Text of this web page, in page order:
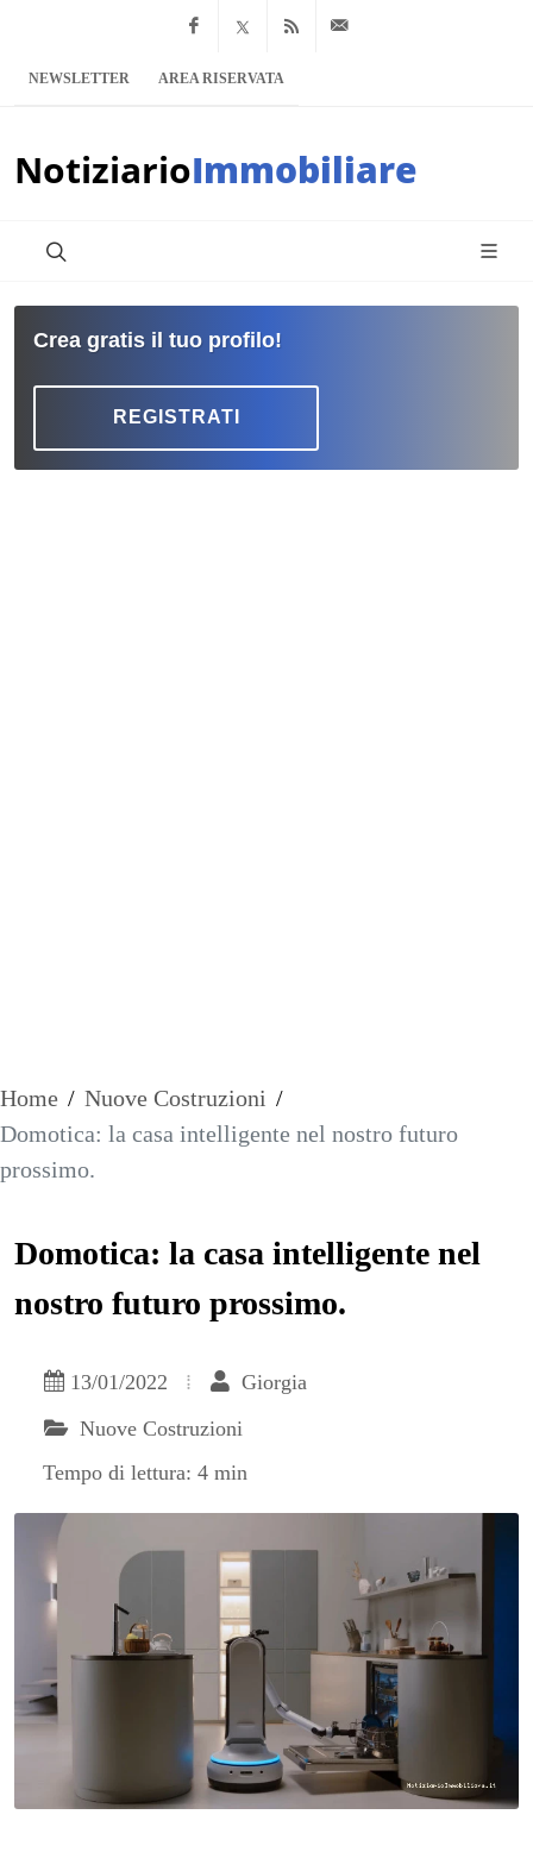
Facebook
x.com Feed RSS
NEWSLETTER AREA RISERVATA
NotiziarioImmobiliare
Crea gratis il tuo profilo!
REGISTRATI
Home / Nuove Costruzioni /
Domotica: la casa intelligente nel nostro futuro
prossimo.
Domotica: la casa intelligente nel
nostro futuro prossimo.
13/01/2022
Giorgia
Nuove Costruzioni
Tempo di lettura: 4 min